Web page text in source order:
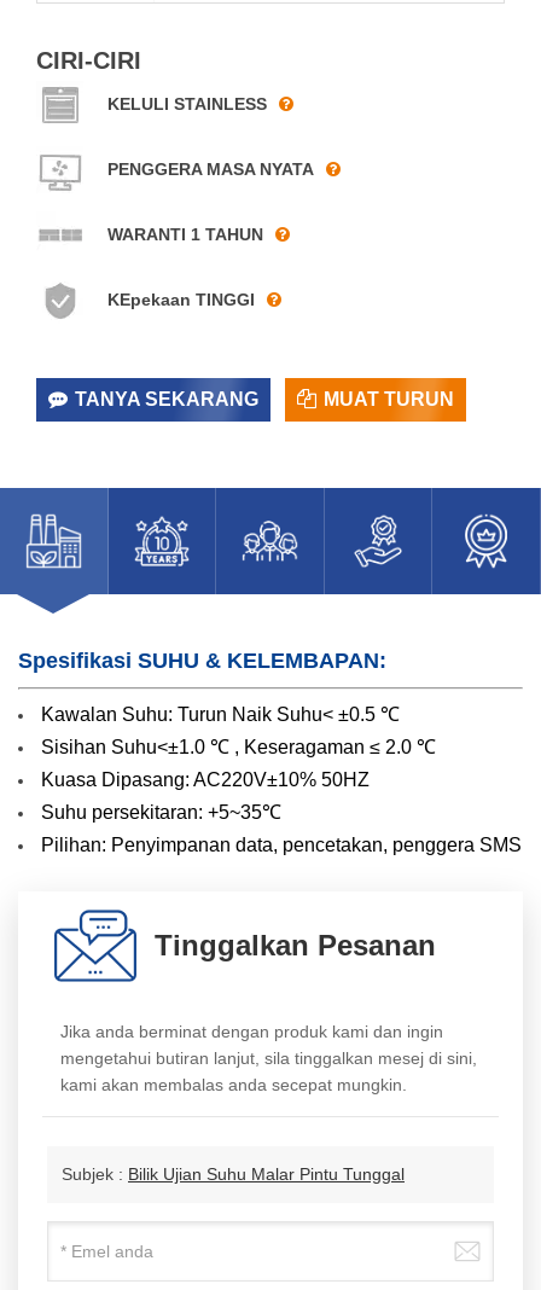
CIRI-CIRI
KELULI STAINLESS
PENGGERA MASA NYATA
WARANTI 1 TAHUN
KEpekaan TINGGI
TANYA SEKARANG MUAT TURUN
Spesifikasi SUHU & KELEMBAPAN:
Kawalan Suhu: Turun Naik Suhu< ±0.5 ℃
Sisihan Suhu<±1.0 ℃ , Keseragaman ≤ 2.0 ℃
Kuasa Dipasang: AC220V±10% 50HZ
Suhu persekitaran: +5~35℃
Pilihan: Penyimpanan data, pencetakan, penggera SMS
Tinggalkan Pesanan
Jika anda berminat dengan produk kami dan ingin
mengetahui butiran lanjut, sila tinggalkan mesej di sini,
kami akan membalas anda secepat mungkin.
Subjek : Bilik Ujian Suhu Malar Pintu Tunggal